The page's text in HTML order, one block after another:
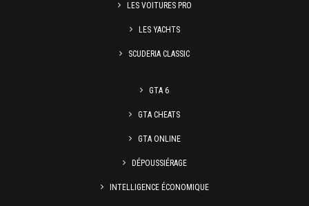
LES VOITURES PRO
LES YACHTS
SCUDERIA CLASSIC
GTA 6
GTA CHEATS
GTA ONLINE
DÉPOUSSIÉRAGE
INTELLIGENCE ÉCONOMIQUE